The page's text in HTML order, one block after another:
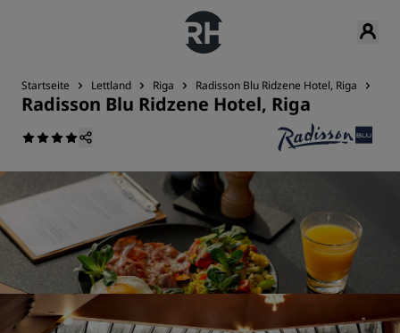
Startseite Lettland Riga Radisson Blu Ridzene Hotel, Riga
Radisson Blu Ridzene Hotel, Riga